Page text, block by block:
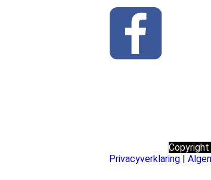
Copyright
Privacyverklaring